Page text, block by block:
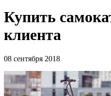
Купить
клиента
08 сентября 2018